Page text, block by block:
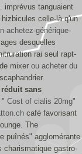
imprévus tanguaient
celle-là q'un
achetez-générique-
desquelles
rai seul rapt-
mixer ou acheter du
sans
" Cost of cialis 20mg"
café favorisant
The
puînés" agglomérante
charismatique gastro-